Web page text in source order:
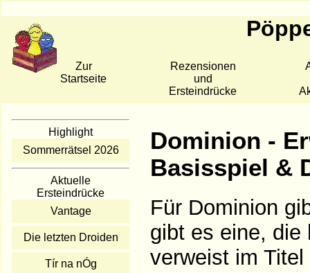
Zur
Startseite
Rezensionen
und
Ersteindrücke
Highlight
Sommerrätsel 2026
Aktuelle
Ersteindrücke
Vantage
Die letzten Droiden
Tír na nÓg
Dominion -
Basisspiel &
Für Dominion
gibt es eine, die
verweist im